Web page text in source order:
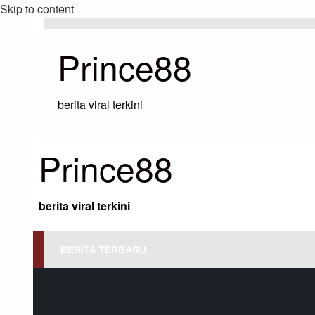
Skip to content
Prince88
berita viral terkini
Prince88
berita viral terkini
BERITA TERBARU